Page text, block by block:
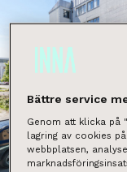
Bättre service
Genom att klicka
lagring av cookies
webbplatsen,